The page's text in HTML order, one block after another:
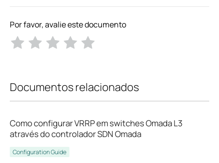
Por favor, avalie este documento
Documentos relacionados
Como configurar VRRP em switches Omada L3
através do controlador SDN Omada
Configuration Guide